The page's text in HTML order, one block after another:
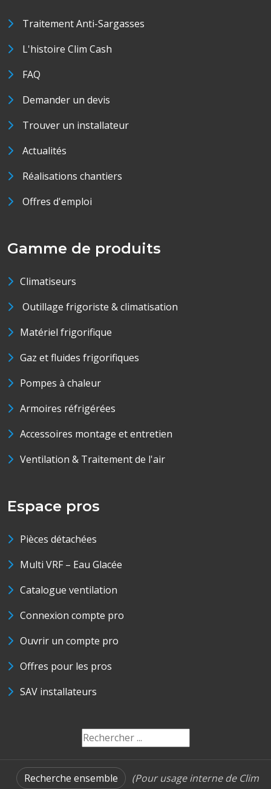
Traitement Anti-Sargasses
L'histoire Clim Cash
FAQ
Demander un devis
Trouver un installateur
Actualités
Réalisations chantiers
Offres d'emploi
Gamme de produits
Climatiseurs
Outillage frigoriste & climatisation
Matériel frigorifique
Gaz et fluides frigorifiques
Pompes à chaleur
Armoires réfrigérées
Accessoires montage et entretien
Ventilation & Traitement de l'air
Espace pros
Pièces détachées
Multi VRF – Eau Glacée
Catalogue ventilation
Connexion compte pro
Ouvrir un compte pro
Offres pour les pros
SAV installateurs
Recherche ensemble (Pour usage interne de Clim